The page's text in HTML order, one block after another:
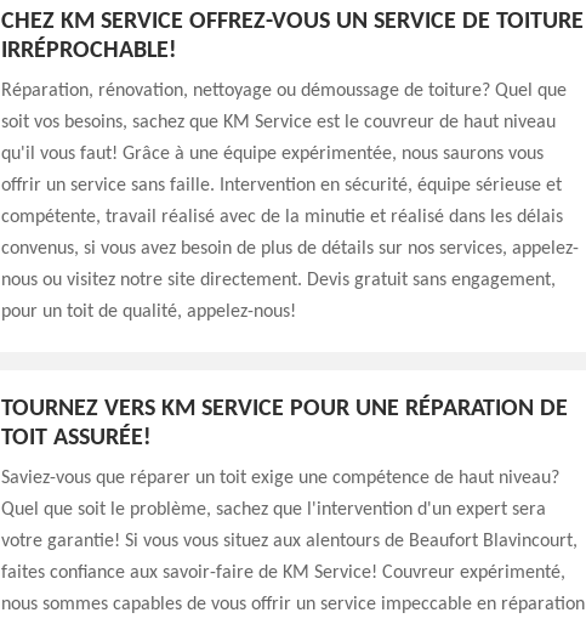
CHEZ KM SERVICE OFFREZ-VOUS UN SERVICE DE TOITURE
IRRÉPROCHABLE!
Réparation, rénovation, nettoyage ou démoussage de toiture? Quel que
soit vos besoins, sachez que KM Service est le couvreur de haut niveau
qu'il vous faut! Grâce à une équipe expérimentée, nous saurons vous
offrir un service sans faille. Intervention en sécurité, équipe sérieuse et
compétente, travail réalisé avec de la minutie et réalisé dans les délais
convenus, si vous avez besoin de plus de détails sur nos services, appelez-
nous ou visitez notre site directement. Devis gratuit sans engagement,
pour un toit de qualité, appelez-nous!
TOURNEZ VERS KM SERVICE POUR UNE RÉPARATION DE
TOIT ASSURÉE!
Saviez-vous que réparer un toit exige une compétence de haut niveau?
Quel que soit le problème, sachez que l'intervention d'un expert sera
votre garantie! Si vous vous situez aux alentours de Beaufort Blavincourt,
faites confiance aux savoir-faire de KM Service! Couvreur expérimenté,
nous sommes capables de vous offrir un service impeccable en réparation